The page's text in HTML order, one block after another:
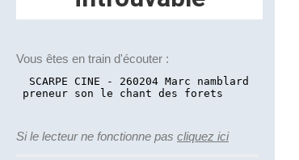
Vous êtes en train d'écouter :
Si le lecteur ne fonctionne pas cliquez ici